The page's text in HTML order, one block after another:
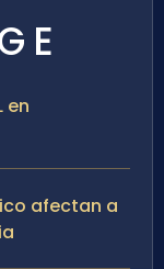
en
afectan a